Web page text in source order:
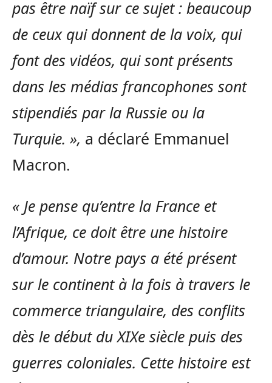
pas être naïf sur ce sujet : beaucoup
de ceux qui donnent de la voix, qui
font des vidéos, qui sont présents
dans les médias francophones sont
stipendiés par la Russie ou la
Turquie. », a déclaré Emmanuel
Macron.
« Je pense qu’entre la France et
l’Afrique, ce doit être une histoire
d’amour. Notre pays a été présent
sur le continent à la fois à travers le
commerce triangulaire, des conflits
dès le début du XIXe siècle puis des
guerres coloniales. Cette histoire est